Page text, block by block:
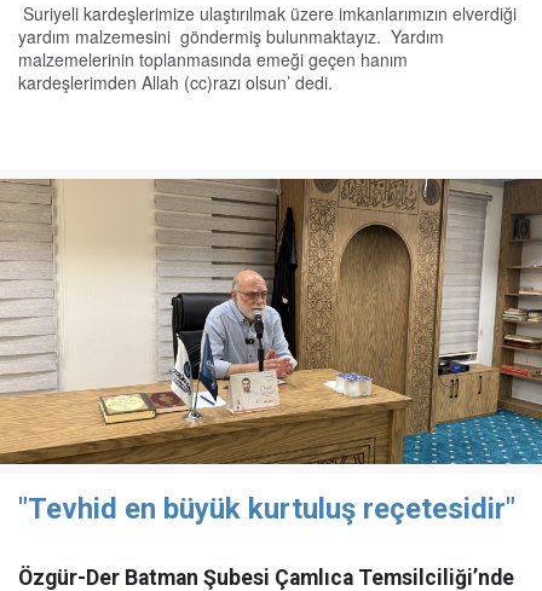
Suriyeli kardeşlerimize ulaştırılmak üzere imkanlarımızın elverdiği
yardım malzemesini göndermiş bulunmaktayız. Yardım
malzemelerinin toplanmasında emeği geçen hanım
kardeşlerimden Allah (cc)razı olsun’ dedi.
"Tevhid en büyük kurtuluş reçetesidir"
Özgür-Der Batman Şubesi Çamlıca Temsilciliği’nde